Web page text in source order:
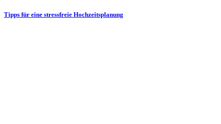
Tipps für eine stressfreie Hochzeitsplanung